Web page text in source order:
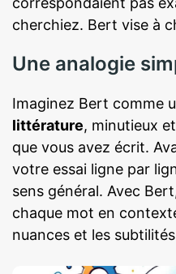
cherchiez. Bert vise à
Une analogie
Imaginez Bert comme
littérature, minutieux
que vous avez écrit.
votre essai ligne par
sens général. Avec
chaque mot en
nuances et les